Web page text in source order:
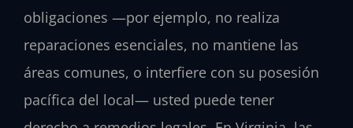
obligaciones —por ejemplo, no realiza
reparaciones esenciales, no mantiene las
áreas comunes, o interfiere con su posesión
pacífica del local— usted puede tener